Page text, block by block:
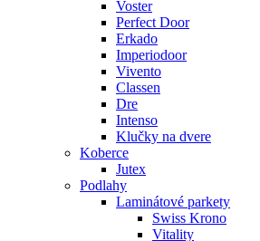
Voster
Perfect Door
Erkado
Imperiodoor
Vivento
Classen
Dre
Intenso
Klučky na dvere
Koberce
Jutex
Podlahy
Laminátové parkety
Swiss Krono
Vitality